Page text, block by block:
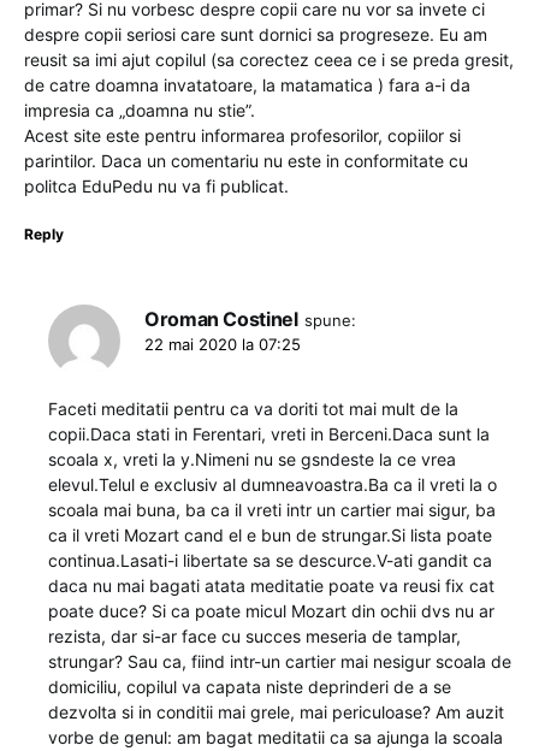
primar? Si nu vorbesc despre copii care nu vor sa invete ci
despre copii seriosi care sunt dornici sa progreseze. Eu am
reusit sa imi ajut copilul (sa corectez ceea ce i se preda gresit,
de catre doamna invatatoare, la matamatica ) fara a-i da
impresia ca „doamna nu stie”.
Acest site este pentru informarea profesorilor, copiilor si
parintilor. Daca un comentariu nu este in conformitate cu
politca EduPedu nu va fi publicat.
Reply
Oroman Costinel spune:
22 mai 2020 la 07:25
Faceti meditatii pentru ca va doriti tot mai mult de la
copii.Daca stati in Ferentari, vreti in Berceni.Daca sunt la
scoala x, vreti la y.Nimeni nu se gsndeste la ce vrea
elevul.Telul e exclusiv al dumneavoastra.Ba ca il vreti la o
scoala mai buna, ba ca il vreti intr un cartier mai sigur, ba
ca il vreti Mozart cand el e bun de strungar.Si lista poate
continua.Lasati-i libertate sa se descurce.V-ati gandit ca
daca nu mai bagati atata meditatie poate va reusi fix cat
poate duce? Si ca poate micul Mozart din ochii dvs nu ar
rezista, dar si-ar face cu succes meseria de tamplar,
strungar? Sau ca, fiind intr-un cartier mai nesigur scoala de
domiciliu, copilul va capata niste deprinderi de a se
dezvolta si in conditii mai grele, mai periculoase? Am auzit
vorbe de genul: am bagat meditatii ca sa ajunga la scoala